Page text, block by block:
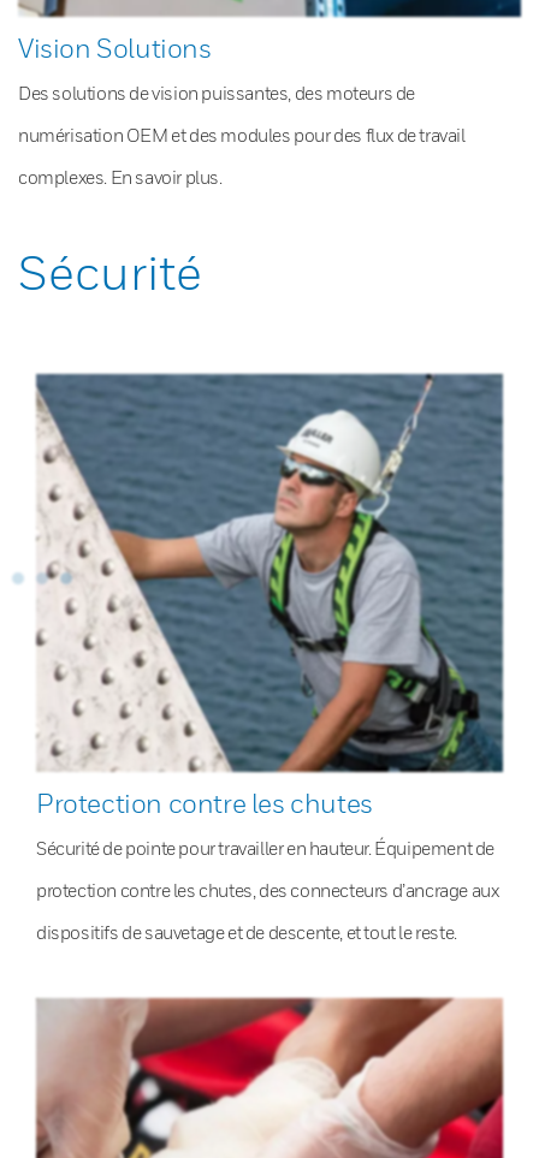
Vision Solutions
Des solutions de vision puissantes, des moteurs de
numérisation OEM et des modules pour des flux de travail
complexes. En savoir plus.
Sécurité
Protection contre les chutes
Sécurité de pointe pour travailler en hauteur. Équipement de
protection contre les chutes, des connecteurs d’ancrage aux
dispositifs de sauvetage et de descente, et tout le reste.